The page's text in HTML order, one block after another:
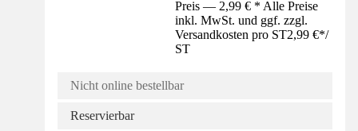
Preis — 2,99 € * Alle Preise
inkl. MwSt. und ggf. zzgl.
Versandkosten pro ST2,99 €*/
ST
Nicht online bestellbar
Reservierbar